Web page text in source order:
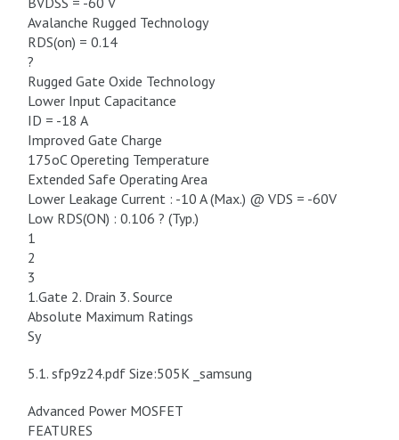
Avalanche Rugged Technology
RDS(on) = 0.14
?
Rugged Gate Oxide Technology
Lower Input Capacitance
ID = -18 A
Improved Gate Charge
175oC Opereting Temperature
Extended Safe Operating Area
Lower Leakage Current : -10 A (Max.) @ VDS = -60V
Low RDS(ON) : 0.106 ? (Typ.)
1
2
3
1.Gate 2. Drain 3. Source
Absolute Maximum Ratings
Sy
5.1. sfp9z24.pdf Size:505K _samsung
Advanced Power MOSFET
FEATURES